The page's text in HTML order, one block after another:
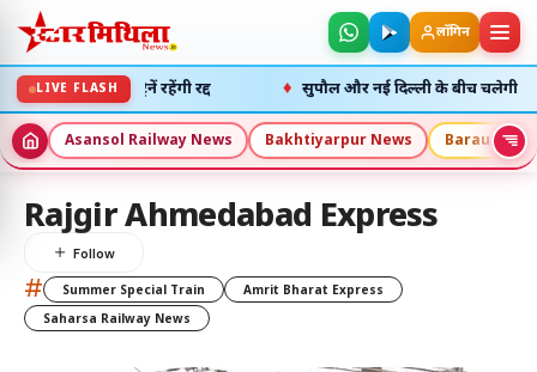
लॉगिन
LIVE FLASH
हरनगर पैसेंजर ट्रेनें रहेंगी रद्द सुपौल और नई दिल्ली के बीच चलेगी
Asansol Railway News Bakhtiyarpur News Barauni
Rajgir Ahmedabad Express
# Summer Special Train
Amrit Bharat Express
Saharsa Railway News